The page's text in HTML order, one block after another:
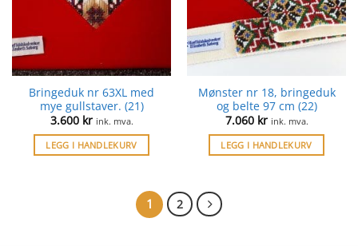
Bringeduk nr 63XL med
mye gullstaver. (21)
3.600 kr ink. mva.
LEGG I HANDLEKURV
Mønster nr 18, bringeduk
og belte 97 cm (22)
7.060 kr ink. mva.
LEGG I HANDLEKURV
1 2